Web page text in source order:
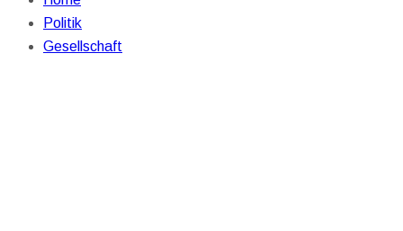
Politik
Gesellschaft